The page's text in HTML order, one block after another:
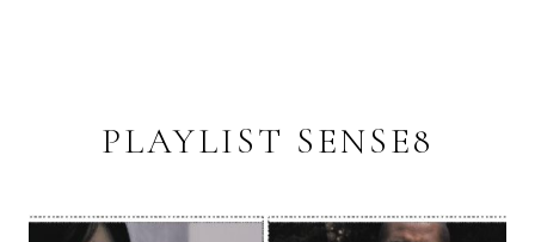
PLAYLIST SENSE8